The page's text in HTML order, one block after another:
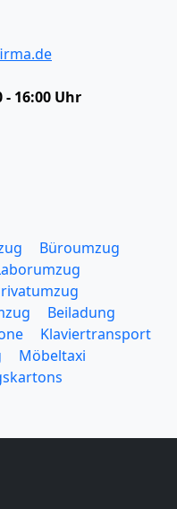
- 16:00 Uhr
Büroumzug
Beiladung
Klaviertransport
Möbeltaxi